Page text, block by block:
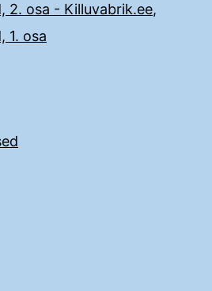
2. osa - Killuvabrik.ee,
1. osa